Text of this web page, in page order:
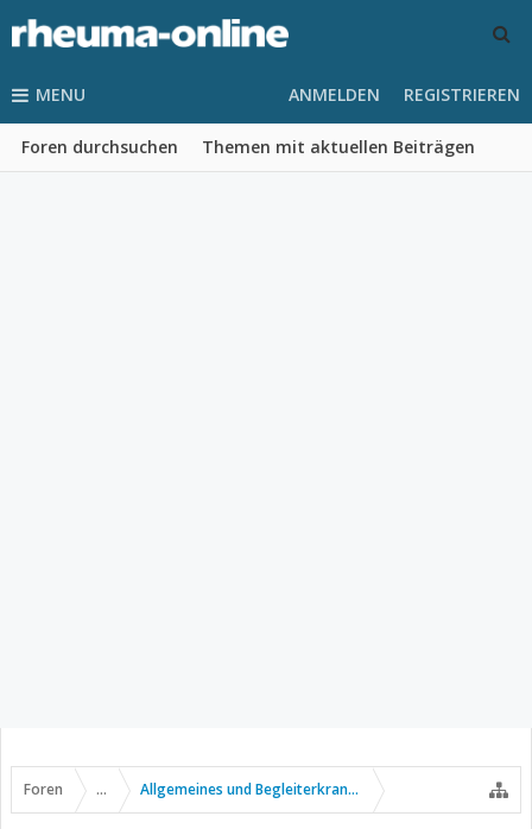
MENU
Foren durchsuchen Themen mit aktuellen Beiträgen
ANMELDEN REGISTRIEREN
Foren ... Allgemeines und Begleiterkrankungen